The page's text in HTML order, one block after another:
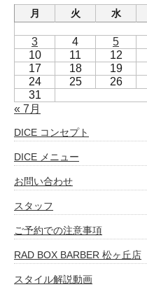
月
火 水
3
4 5
10
11 12
17
18 19
24
25 26
31
« 7月
DICE コンセプト
DICE メニュー
お問い合わせ
スタッフ
ご予約での注意事項
RAD BOX BARBER 松ヶ丘店
スタイル解説動画